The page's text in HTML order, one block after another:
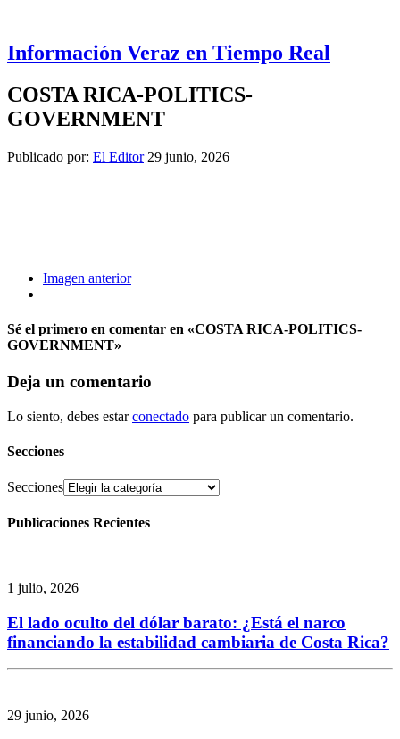
Información Veraz en Tiempo Real
COSTA RICA-POLITICS-
GOVERNMENT
Publicado por: El Editor 29 junio, 2026
Imagen anterior
Sé el primero en comentar en «COSTA RICA-POLITICS-
GOVERNMENT»
Deja un comentario
Lo siento, debes estarconectado para publicar un comentario.
Secciones
Secciones
Publicaciones Recientes
1 julio, 2026
El lado oculto del dólar barato: ¿Está el narco
financiando la estabilidad cambiaria de Costa Rica?
29 junio, 2026